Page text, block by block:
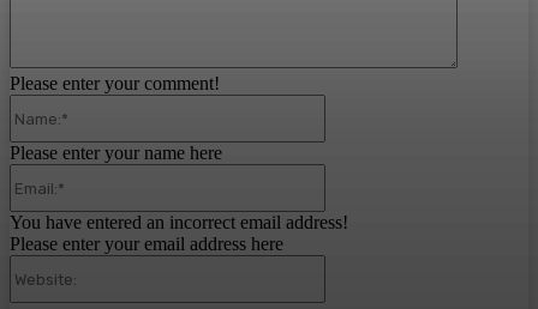
Please enter your comment!
Please enter your name here
You have entered an incorrect email address!
Please enter your email address here